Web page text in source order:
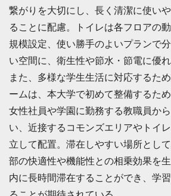
繋がりを大切にし、長く清潔に使い
ることに配慮。トイレは各フロアの
規模設定、使い勝手のよいプランで
い空間に、衛生性や節水・節電に優
また、多様な学生生活に対応するた
ームは、本大学で初めて整備するた
女性社員や学園に勤務する教職員か
い、近接するコモンズエリアやトイ
立して配置。滞在しやすい場所とし
部の快適性や機能性との相乗効果を
内に長時間滞在することができ、学